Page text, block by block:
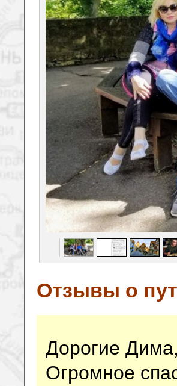
Отзывы о
Дорогие
Огромное